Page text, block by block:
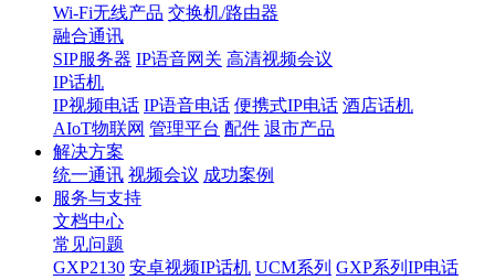
Wi-Fi无线产品 交换机/路由器
融合通讯
SIP服务器 IP语音网关 高清视频会议
IP话机
IP视频电话 IP语音电话 便携式IP电话 酒店话机
AIoT物联网 管理平台 配件 退市产品
解决方案
统一通讯 视频会议 成功案例
服务与支持
文档中心
常见问题
GXP2130 安卓视频IP话机 UCM系列 GXP系列IP电话